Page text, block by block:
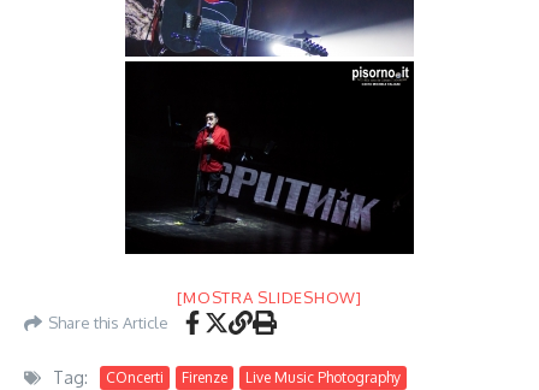
[MOSTRA SLIDESHOW]
Share this Article
Tag: COncerti Firenze
Live Music Photography